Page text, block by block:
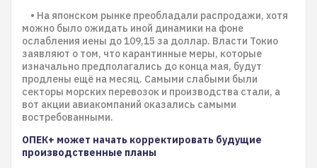
• На японском рынке преобладали распродажи, хотя
можно было ожидать иной динамики на фоне
ослабления иены до 109,15 за доллар. Власти Токио
заявляют о том, что карантинные меры, которые
изначально предполагались до конца мая, будут
продлены ещё на месяц. Самыми слабыми были
секторы морских перевозок и производства стали, а
вот акции авиакомпаний оказались самыми
востребованными.
ОПЕК+ может начать корректировать будущие
производственные планы